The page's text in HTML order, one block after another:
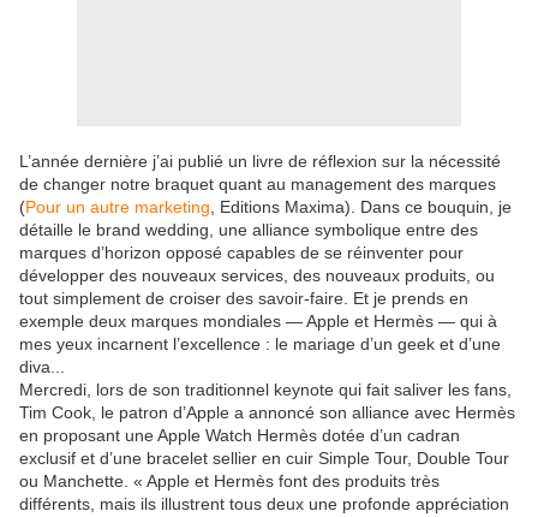
L’année dernière j’ai publié un livre de réflexion sur la nécessité
de changer notre braquet quant au management des marques
(Pour un autre marketing , Editions Maxima). Dans ce bouquin, je
détaille le brand wedding, une alliance symbolique entre des
marques d’horizon opposé capables de se réinventer pour
développer des nouveaux services, des nouveaux produits, ou
tout simplement de croiser des savoir-faire. Et je prends en
exemple deux marques mondiales — Apple et Hermès — qui à
mes yeux incarnent l’excellence : le mariage d’un geek et d’une
diva...
Mercredi, lors de son traditionnel keynote qui fait saliver les fans,
Tim Cook, le patron d’Apple a annoncé son alliance avec Hermès
en proposant une Apple Watch Hermès dotée d’un cadran
exclusif et d’une bracelet sellier en cuir Simple Tour, Double Tour
ou Manchette. « Apple et Hermès font des produits très
différents, mais ils illustrent tous deux une profonde appréciation